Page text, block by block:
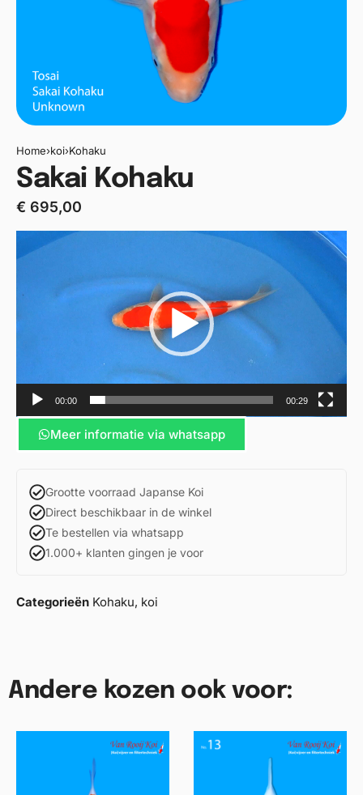
Home›koi›Kohaku
Sakai Kohaku
€ 695,00
Videospeler
00:00 00:29
Meer informatie via whatsapp
Grootte voorraad Japanse Koi
Direct beschikbaar in de winkel
Te bestellen via whatsapp
1.000+ klanten gingen je voor
Categorieën Kohaku, koi
Andere kozen ook voor: